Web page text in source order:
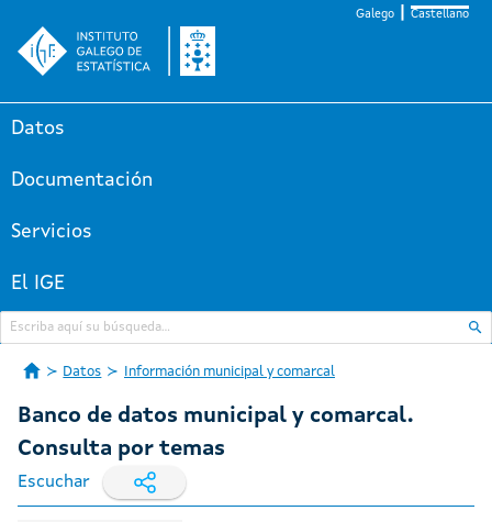
Galego Castellano
Datos
Documentación
Servicios
El IGE
Datos Información municipal y comarcal
Banco de datos municipal y comarcal.
Consulta por temas
Escuchar